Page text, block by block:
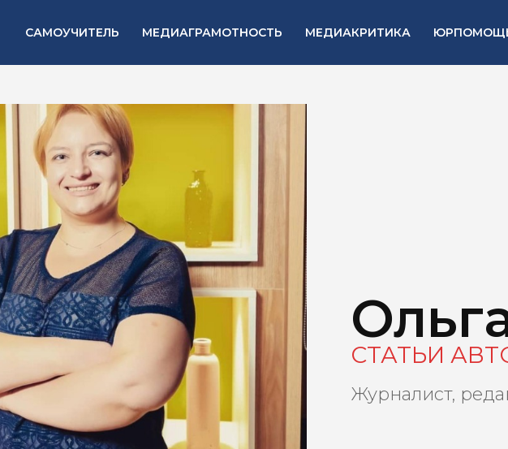
САМОУЧИТЕЛЬ МЕДИАГРАМОТНОСТЬ МЕДИАКРИТИКА
СТАТЬИ
Журналист,